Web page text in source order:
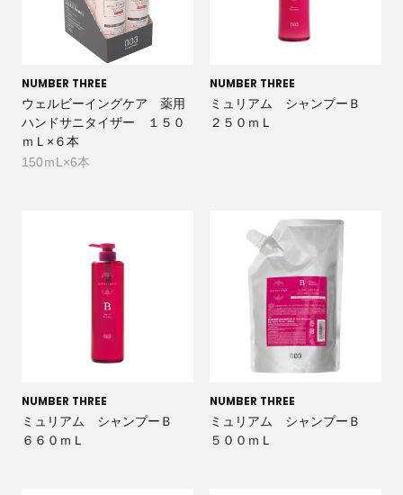
NUMBER THREE
ウェルビーイングケア 薬用
ハンドサニタイザー １５０
ｍＬ×６本
150ｍL×6本
NUMBER THREE
ミュリアム シャンプーＢ
２５０ｍＬ
NUMBER THREE
ミュリアム シャンプーＢ
６６０ｍＬ
NUMBER THREE
ミュリアム シャンプーＢ
５００ｍＬ